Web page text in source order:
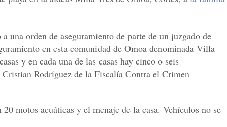
una orden de aseguramiento de parte de un juzgado de
en esta comunidad de Omoa denominada Villa
y en cada una de las casas hay cinco o seis
Rodríguez de la Fiscalía Contra el Crimen
20 motos acuáticas y el menaje de la casa. Vehículos no se